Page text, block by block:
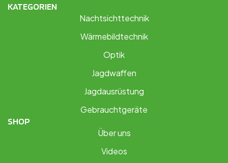
KATEGORIEN
Nachtsichttechnik
Wärmebildtechnik
Optik
Jagdwaffen
Jagdausrüstung
Gebrauchtgeräte
SHOP
Über uns
Videos